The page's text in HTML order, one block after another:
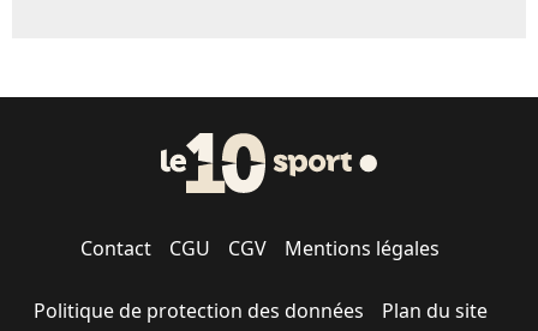
Contact CGU CGV Mentions légales
Politique de protection des données Plan du site